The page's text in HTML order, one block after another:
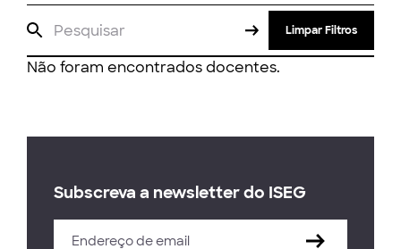
Limpar Filtros
Não foram encontrados docentes.
Subscreva a newsletter do ISEG